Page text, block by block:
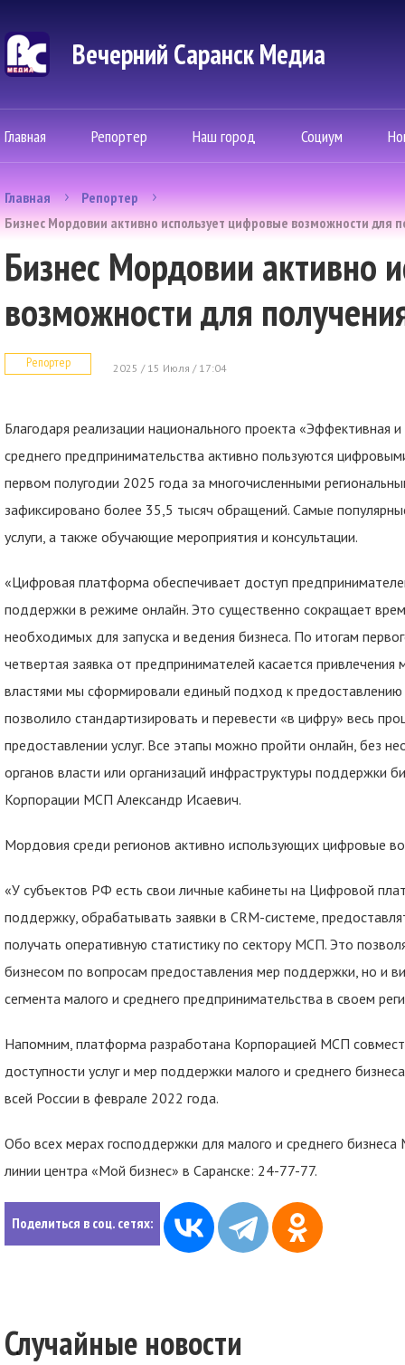
Вечерний Саранск Mедиа
Главная Репортер Наш город Социум
Главная
Репортер
Бизнес Мордовии активно использует цифровые возможности для
Бизнес Мордовии активно
возможности для
Репортер 2025 / 15 Июля / 17:04
Благодаря реализации национального проекта «Эффективная
среднего предпринимательства активно пользуются
первом полугодии 2025 года за многочисленными
зафиксировано более 35,5 тысяч обращений. Самые
услуги, а также обучающие мероприятия и консультации.
«Цифровая платформа обеспечивает доступ
поддержки в режиме онлайн. Это существенно сокращает
необходимых для запуска и ведения бизнеса. По итогам
четвертая заявка от предпринимателей касается
властями мы сформировали единый подход к
позволило стандартизировать и перевести «в цифру» весь
предоставлении услуг. Все этапы можно пройти онлайн, без
органов власти или организаций инфраструктуры поддержки
Корпорации МСП Александр Исаевич.
Мордовия среди регионов активно использующих цифровые
«У субъектов РФ есть свои личные кабинеты на Цифровой
поддержку, обрабатывать заявки в CRM-системе,
получать оперативную статистику по сектору МСП. Это
бизнесом по вопросам предоставления мер поддержки, но и
сегмента малого и среднего предпринимательства в своем
Напомним, платформа разработана Корпорацией МСП
доступности услуг и мер поддержки малого и среднего
всей России в феврале 2022 года.
Обо всех мерах господдержки для малого и среднего
линии центра «Мой бизнес» в Саранске: 24-77-77.
Поделиться в соц. сетях:
Случайные новости